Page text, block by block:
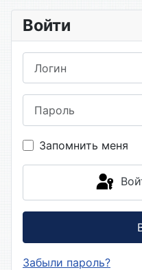
Войти
Запомнить меня
Забыли пароль?